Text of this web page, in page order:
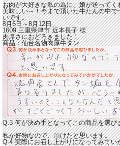
お肉が大好きな私の為に、娘が送ってく
美味しい～！今まで頂いた牛たんの中
いです。
8月6日～8月12日
1609 三重県津市近本長子様
肉厚さにおどろきました！
商品：仙台名物肉厚牛タン
Q.3 何が決め手となってこの商品を選び
私が好物なので、頂けたと思います。
Q.4 実際にお召し上がりになってみてい